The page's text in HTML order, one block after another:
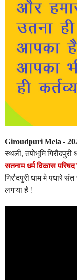
Giroudpuri Mela -
स्थली, तपोभूमि गिरौदपुरी
सतनाम धर्म विकास
गिरौदपुरी धाम मे पधारे
लगाया है !